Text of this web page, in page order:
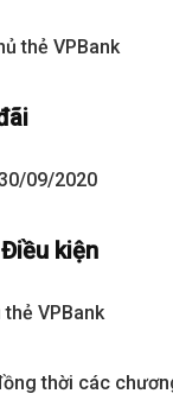
thẻ VPBank
09/2020
kiện
VPBank
thời các